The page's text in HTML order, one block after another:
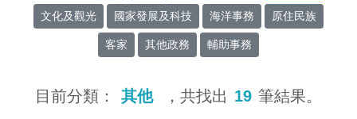
文化及觀光 國家發展及科技 海洋事務 原住民族
客家 其他政務 輔助事務
目前分類： 其他 ，共找出 19 筆結果。